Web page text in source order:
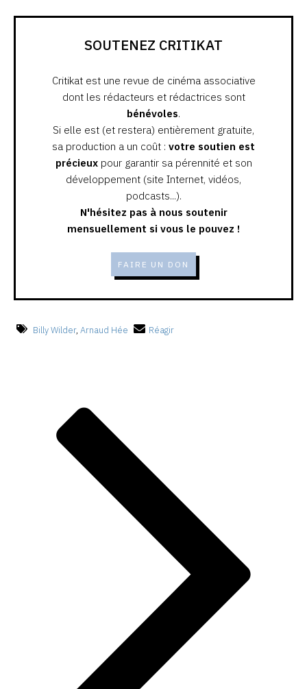
SOUTENEZ CRITIKAT
Critikat est une revue de cinéma associative
dont les rédacteurs et rédactrices sont
bénévoles.
Si elle est (et restera) entièrement gratuite,
sa production a un coût : votre soutien est
précieuxpour garantir sa pérennité et son
développement (site Internet, vidéos,
podcasts...).
N'hésitez pas à nous soutenir
mensuellement si vous le pouvez !
FAIRE UN DON
Billy Wilder, Arnaud Hée Réagir